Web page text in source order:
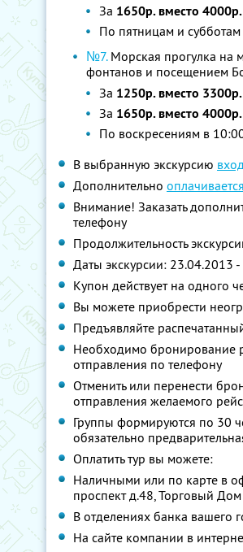
За 1650р. вместо 4000р.
По пятницам и
№7.Морская прогулка на
фонтанов и посещением
За 1250р. вместо 3300р.
За 1650р. вместо 4000р.
По воскресениям в
В выбранную экскурсию
Дополнительно
Внимание! Заказать
телефону
Продолжительность
Даты экскурсии: 23.04.2013
Купон действует на одного
Вы можете приобрести
Предъявляйте
Необходимо бронирование
отправления по телефону
Отменить или перенести
отправления желаемого
Группы формируются по 30
обязательно
Оплатить тур вы можете:
Наличными или по карте в
проспект д.48, Торговый
В отделениях банка вашего
На сайте компании в